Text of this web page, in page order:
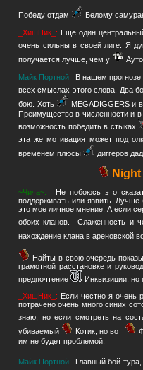
Победу отдам Белому
_ХишНик_: Еще один
очень сильны в своей лиге. Я
получается лучше, чем у
Майк Портной: В нашем прогнозе
всех смыслах этого слова. Два
бою. Хоть
MEGADIGGERS и
Преимущество в численности и в
возможность победить в стыках
эта же мотивация может
временем плюсы
диггеров
~Чича~:
Не побоюсь это
поддерживать или язвить.
это мое личное мнение. А если
обоих кланов. Слаженность и
нахождение клана в ареновской
Найты в свою очередь
грамотной расстановке и
предпочтение
Инквизиции, но
_ХишНик_: Если честно я очень
потрачено очень много синих
знаю, но если смотреть на
убиваемый
Котик, но вот
им не будет проблемой.
Майк Портной: Главный бой